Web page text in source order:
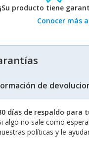
¡Su producto tiene
Conocer más
de
días de respaldo para
algo no sale como
políticas y le